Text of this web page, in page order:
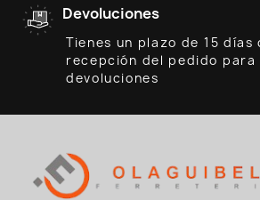
Devoluciones
Tienes un plazo de 15 días
recepción del pedido para
devoluciones